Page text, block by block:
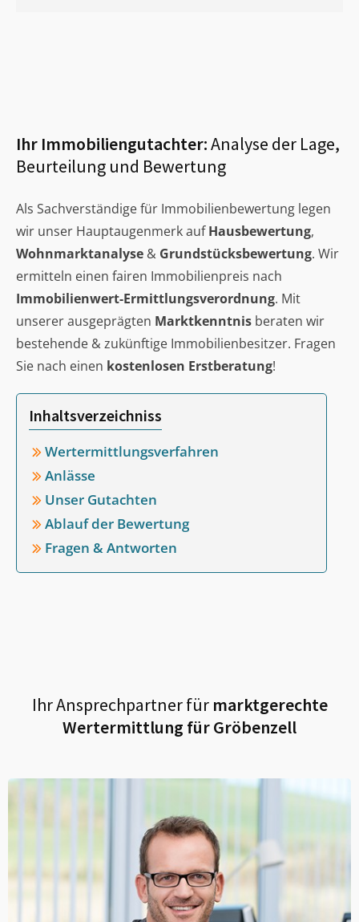
Ihr Immobiliengutachter:Analyse der Lage,
Beurteilung und Bewertung
Als Sachverständige für Immobilienbewertung legen
wir unser Hauptaugenmerk aufHausbewertung,
Wohnmarktanalyse & Grundstücksbewertung. Wir
ermitteln einen fairen Immobilienpreis nach
Immobilienwert-Ermittlungsverordnung. Mit
unserer ausgeprägten Marktkenntnis beraten wir
bestehende & zukünftige Immobilienbesitzer. Fragen
Sie nach einen kostenlosen Erstberatung!
Inhaltsverzeichniss
Wertermittlungsverfahren
Anlässe
Unser Gutachten
Ablauf der Bewertung
Fragen & Antworten
Ihr Ansprechpartner fürmarktgerechte
Wertermittlung fürGröbenzell